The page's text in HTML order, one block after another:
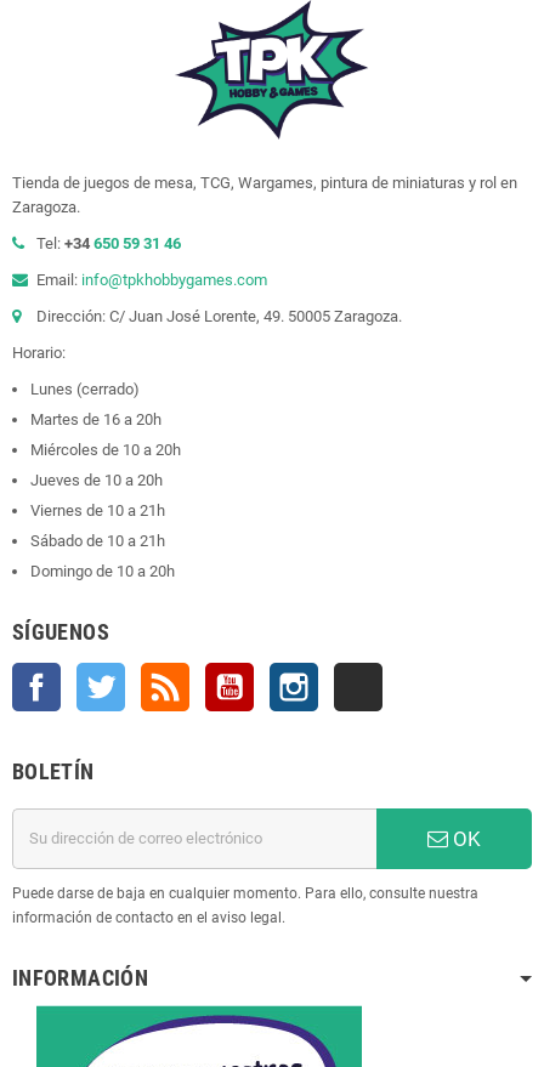
Tienda de juegos de mesa, TCG, Wargames, pintura de miniaturas y rol en
Zaragoza.
Tel: +34 650 59 31 46
Email: info@tpkhobbygames.com
Dirección: C/ Juan José Lorente, 49. 50005 Zaragoza.
Horario:
Lunes (cerrado)
Martes de 16 a 20h
Miércoles de 10 a 20h
Jueves de 10 a 20h
Viernes de 10 a 21h
Sábado de 10 a 21h
Domingo de 10 a 20h
SÍGUENOS
Facebook Twitter Rss YouTube Instagram
BOLETÍN
OK
Puede darse de baja en cualquier momento. Para ello, consulte nuestra
información de contacto en el aviso legal.
INFORMACIÓN